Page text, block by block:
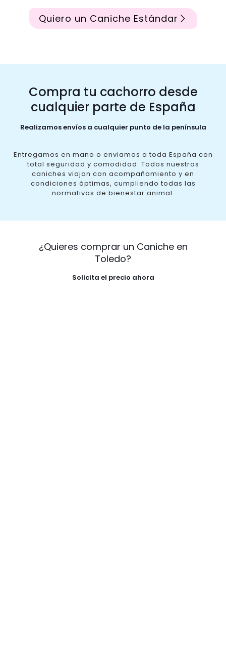
Quiero un Caniche Estándar
Compra tu cachorro desde
cualquier parte de España
Realizamos envíos a cualquier punto de la península
Entregamos en mano o enviamos a toda España con
total seguridad y comodidad. Todos nuestros
caniches viajan con acompañamiento y en
condiciones óptimas, cumpliendo todas las
normativas de bienestar animal.
¿Quieres comprar un Caniche en
Toledo?
Solicita el precio ahora